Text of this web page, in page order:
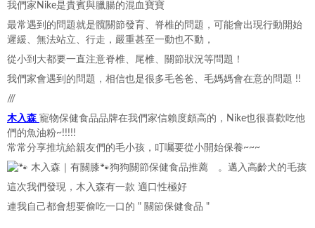
我們家Nike是貴賓與臘腸的混血寶寶
最常遇到的問題就是髖關節發育、脊椎的問題，可能會出現行動開始
遲緩、無法站立、行走，嚴重甚至一動也不動，
從小到大都要一直注意脊椎、尾椎、關節狀況等問題！
我們家會遇到的問題，相信也是很多毛爸爸、毛媽媽會在意的問題 !!
///
木入森 寵物保健食品品牌在我們家信賴度頗高的，Nike也很喜歡吃他
們的魚油粉~!!!!!
常常分享推坑給親友們的毛小孩，叮囑要從小開始保養~~~
這次我們發現，木入森有一款 適口性極好
連我自己都會想要偷吃一口的 " 關節保健食品 "